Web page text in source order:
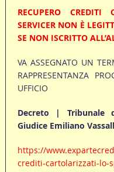
RECUPERO CREDITI
SERVICER NON È
SE NON ISCRITTO
VA ASSEGNATO UN
RAPPRESENTANZA
UFFICIO
Decreto | Tribunale
Giudice Emiliano
https://
crediti-cartolarizzati-lo-